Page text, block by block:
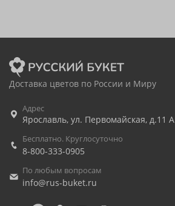
Доставка цветов по России и Миру
Адрес
Ярославль, ул. Первомайская, д.11 А
Бесплатно. Круглосуточно
8-800-333-0905
По любым вопросам
info@rus-buket.ru